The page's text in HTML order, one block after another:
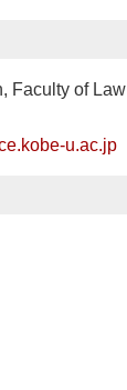
Faculty of Law
u.ac.jp